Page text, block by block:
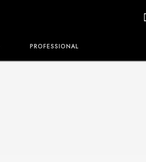
PROFESSIONAL